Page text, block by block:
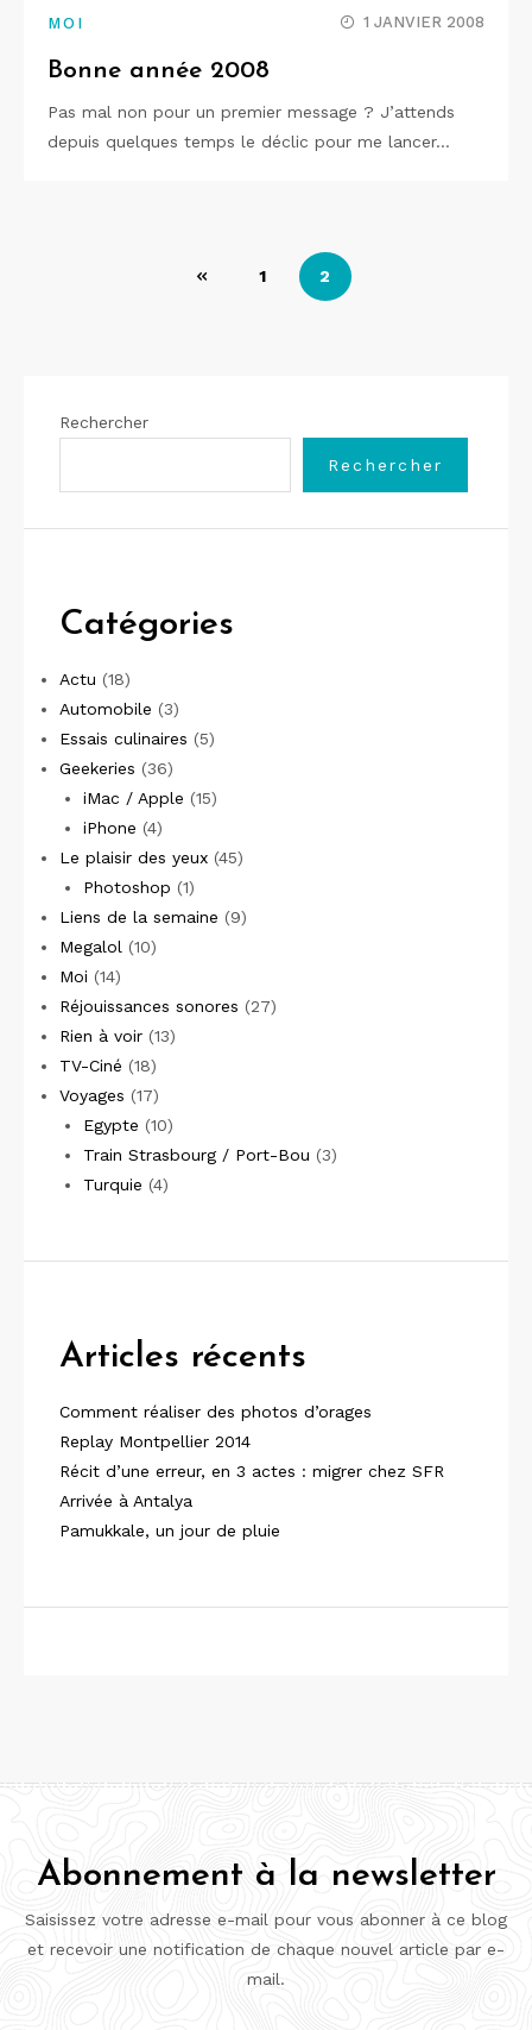
MOI 1 JANVIER 2008
Bonne année 2008
Pas mal non pour un premier message ? J’attends
depuis quelques temps le déclic pour me lancer…
1 2
Rechercher
Rechercher
Catégories
Actu (18)
Automobile (3)
Essais culinaires (5)
Geekeries (36)
iMac / Apple (15)
iPhone (4)
Le plaisir des yeux (45)
Photoshop (1)
Liens de la semaine (9)
Megalol (10)
Moi (14)
Réjouissances sonores (27)
Rien à voir (13)
TV-Ciné (18)
Voyages (17)
Egypte (10)
Train Strasbourg / Port-Bou (3)
Turquie (4)
Articles récents
Comment réaliser des photos d’orages
Replay Montpellier 2014
Récit d’une erreur, en 3 actes : migrer chez SFR
Arrivée à Antalya
Pamukkale, un jour de pluie
Abonnement à la newsletter
Saisissez votre adresse e-mail pour vous abonner à ce blog
et recevoir une notification de chaque nouvel article par e-
mail.